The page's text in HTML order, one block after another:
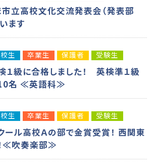
市立高校文化交流発表会（発表部
ます
生 卒業生 保護者 受験生
１級に合格しました！ 英検準１級
名 ≪英語科≫
生 卒業生 保護者 受験生
ール高校Ａの部で金賞受賞！ 西関東
≪吹奏楽部≫